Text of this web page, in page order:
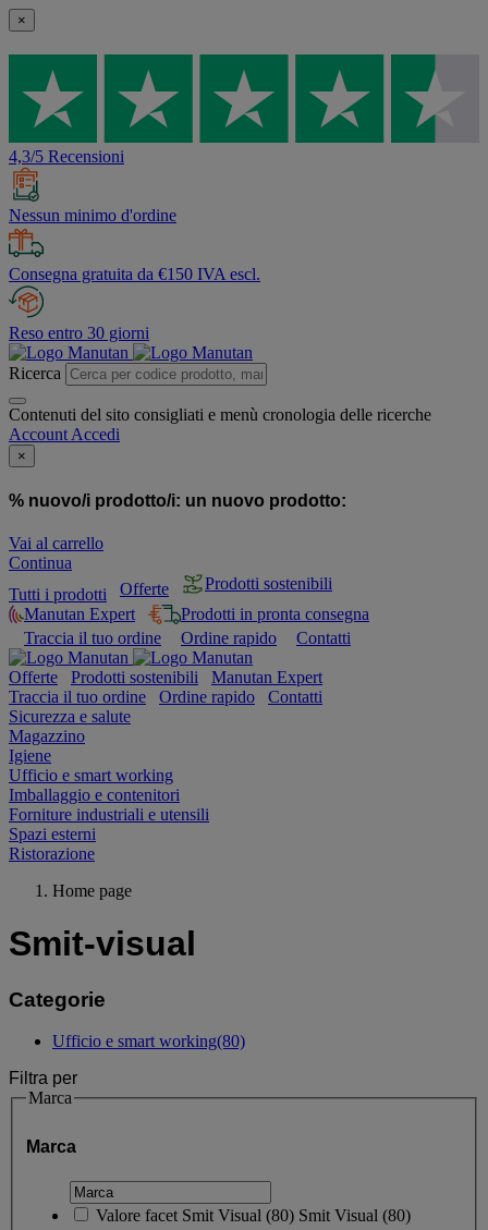
×
4,3/5 Recensioni
Nessun minimo d'ordine
Consegna gratuita da €150 IVA escl.
Reso entro 30 giorni
Ricerca
Contenuti del sito consigliati e menù cronologia delle ricerche
Account Accedi
×
% nuovo/i prodotto/i: un nuovo prodotto:
Vai al carrello
Continua
Tutti i prodotti
Offerte
Prodotti sostenibili
Manutan Expert
Prodotti in pronta consegna
Traccia il tuo ordine
Ordine rapido Contatti
Offerte Prodotti sostenibili
Manutan Expert
Traccia il tuo ordine
Ordine rapido
Contatti
Sicurezza e salute
Magazzino
Igiene
Ufficio e smart working
Imballaggio e contenitori
Forniture industriali e utensili
Spazi esterni
Ristorazione
Home page
Smit-visual
Categorie
Ufficio e smart working(80)
Filtra per
Marca
Marca
Valore facet Smit Visual (80) Smit Visual (80)